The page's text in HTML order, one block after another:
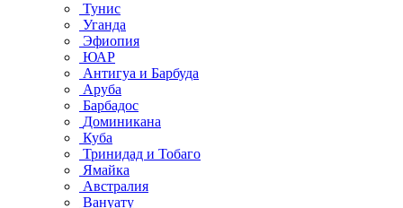
Тунис
Уганда
Эфиопия
ЮАР
Антигуа и Барбуда
Аруба
Барбадос
Доминикана
Куба
Тринидад и Тобаго
Ямайка
Австралия
Вануату